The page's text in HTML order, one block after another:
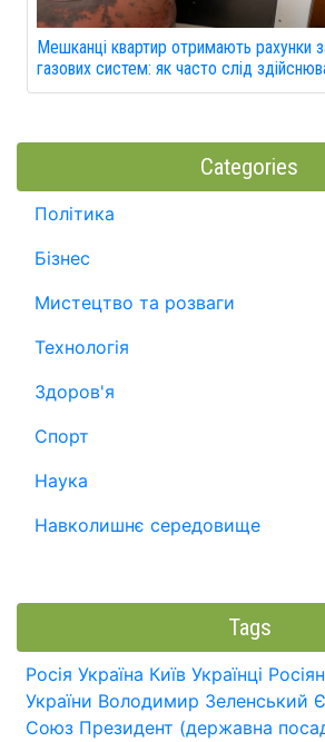
Мешканці квартир отримають рахунки
газових систем: як часто слід
Categories
Політика
Бізнес
Мистецтво та розваги
Технологія
Здоров'я
Спорт
Наука
Навколишнє середовище
Tags
Росія Україна Київ Українці
України Володимир Зеленський
Союз Президент (державна